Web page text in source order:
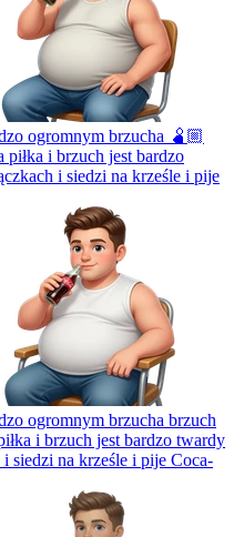
ogromnym brzucha 🫄🏼
piłka i brzuch jest bardzo
i siedzi na krześle i pije
ogromnym brzucha brzuch
i brzuch jest bardzo twardy
siedzi na krześle i pije Coca-